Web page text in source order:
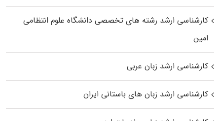
کارشناسی ارشد رﺷﺘﻪ ﻫﺎی تخصصی داﻧﺸﮕﺎه ﻋﻠﻮم انتظامی
اﻣﻴﻦ
کارشناسی ارشد زبان عربی
کارشناسی ارشد زبان‌ های باستانی ایران